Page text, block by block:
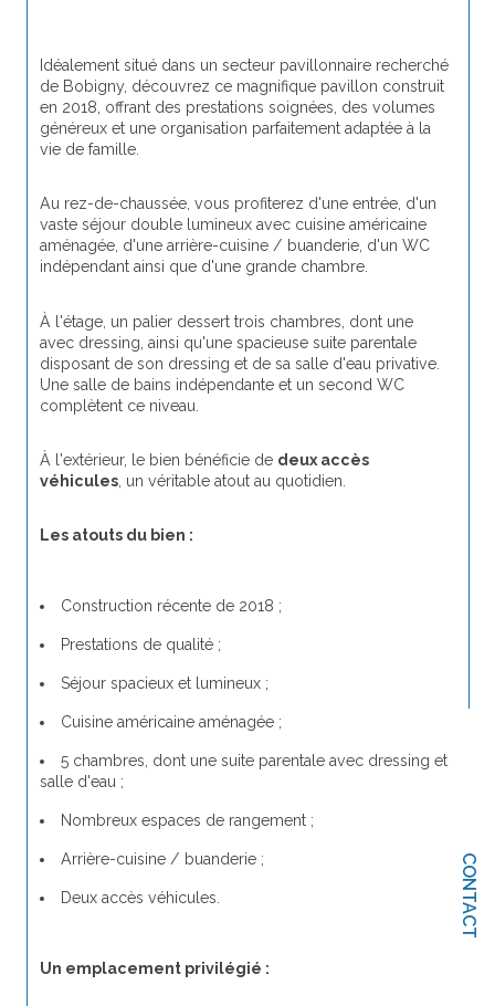
CONTACT
Idéalement situé dans un secteur pavillonnaire recherché
de Bobigny, découvrez ce magnifique pavillon construit
en 2018, offrant des prestations soignées, des volumes
généreux et une organisation parfaitement adaptée à la
vie de famille.
Au rez-de-chaussée, vous profiterez d'une entrée, d'un
vaste séjour double lumineux avec cuisine américaine
aménagée, d'une arrière-cuisine / buanderie, d'un WC
indépendant ainsi que d'une grande chambre.
À l'étage, un palier dessert trois chambres, dont une
avec dressing, ainsi qu'une spacieuse suite parentale
disposant de son dressing et de sa salle d'eau privative.
Une salle de bains indépendante et un second WC
complètent ce niveau.
À l'extérieur, le bien bénéficie de deux accès
véhicules , un véritable atout au quotidien.
Les atouts du bien :
Construction récente de 2018 ;
Prestations de qualité ;
Séjour spacieux et lumineux ;
Cuisine américaine aménagée ;
5 chambres, dont une suite parentale avec dressing et
salle d'eau ;
Nombreux espaces de rangement ;
Arrière-cuisine / buanderie ;
Deux accès véhicules.
Un emplacement privilégié :